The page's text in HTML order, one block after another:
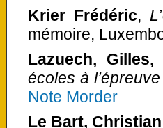
Krier Frédéric,
mémoire,
Lazuech, Gilles,
écoles à
Note Morder
Le Bart,